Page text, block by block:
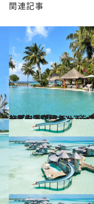
関連記事
2022.4.18
一足先にヴァカンスを楽しむ人で満杯 モルディブリゾート 「フォーシーズンズ」滞在記
旅＆お出かけ